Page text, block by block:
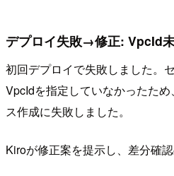
デプロイ失敗→修正: VpcId
初回デプロイで失敗しました。
VpcIdを指定していなかったた
ス作成に失敗しました。
Kiroが修正案を提示し、差分確